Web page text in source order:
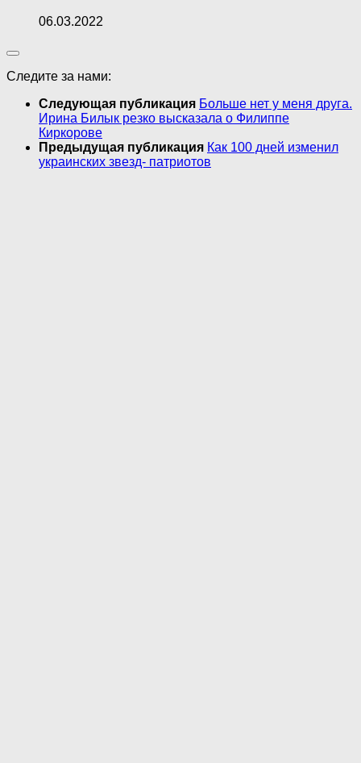
06.03.2022
Следите за нами:
Следующая публикация Больше нет у меня друга.
Ирина Билык резко высказала о Филиппе
Киркорове
Предыдущая публикация Как 100 дней изменил
украинских звезд- патриотов